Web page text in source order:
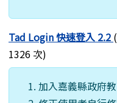
Tad Login 快速登入 2.2
1326 次)
加入嘉義縣政府